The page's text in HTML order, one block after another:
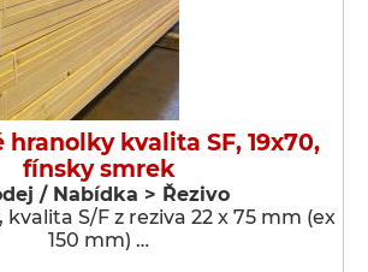
hranolky kvalita SF, 19x70,
fínsky smrek
/ Nabídka > Řezivo
kvalita S/F z reziva 22 x 75 mm (ex
150 mm) …